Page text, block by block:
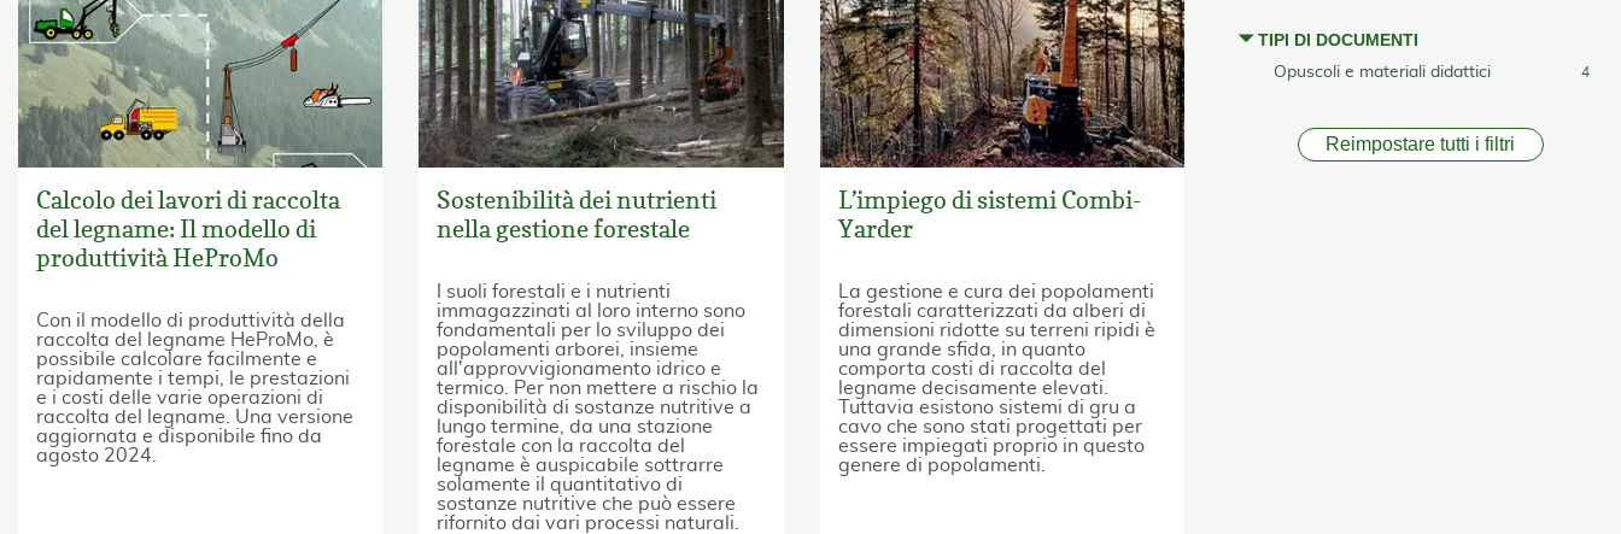
Calcolo dei lavori di raccolta
del legname: Il modello di
produttività HeProMo
Con il modello di produttività della
raccolta del legname HeProMo, è
possibile calcolare facilmente e
rapidamente i tempi, le prestazioni
e i costi delle varie operazioni di
raccolta del legname. Una versione
aggiornata e disponibile fino da
agosto 2024.
Sostenibilità dei nutrienti
nella gestione forestale
I suoli forestali e i nutrienti
immagazzinati al loro interno sono
fondamentali per lo sviluppo dei
popolamenti arborei, insieme
all'approvvigionamento idrico e
termico. Per non mettere a rischio la
disponibilità di sostanze nutritive a
lungo termine, da una stazione
forestale con la raccolta del
legname è auspicabile sottrarre
solamente il quantitativo di
sostanze nutritive che può essere
rifornito dai vari processi naturali.
L’impiego di sistemi Combi-
Yarder
La gestione e cura dei popolamenti
forestali caratterizzati da alberi di
dimensioni ridotte su terreni ripidi è
una grande sfida, in quanto
comporta costi di raccolta del
legname decisamente elevati.
Tuttavia esistono sistemi di gru a
cavo che sono stati progettati per
essere impiegati proprio in questo
genere di popolamenti.
TIPI DI DOCUMENTI
Opuscoli e materiali didattici 4
Reimpostare tutti i filtri